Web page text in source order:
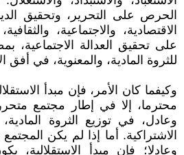
الحرص على التحرير، وتحقيق
الاقتصادية، والاجتماعية،
على تحقيق العدالة الاجتماعية،
للثروة المادية، والمعنوية، في أفق
وكيفما كان الأمر، فإن مبدأ
محترما، إلا في إطار مجتمع
وعادل، في توزيع الثروة
الاشتراكية. أما إذا لم يكن
وعادلا؛ فإن مبدأ الاستقلالية،